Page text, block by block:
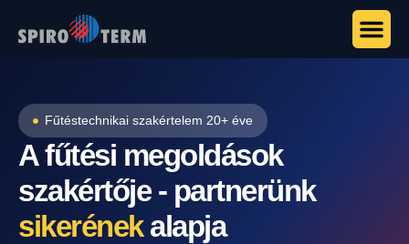
Fűtéstechnikai szakértelem 20+ éve
A fűtési megoldások
szakértője - partnerünk
sikerénekalapja